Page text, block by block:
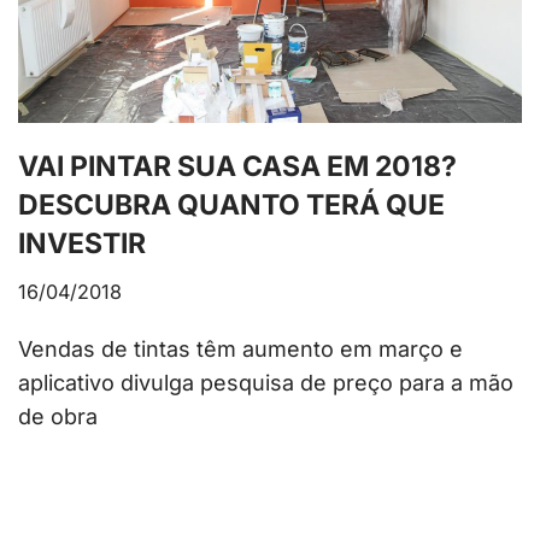
VAI PINTAR SUA CASA EM 2018?
DESCUBRA QUANTO TERÁ QUE
INVESTIR
16/04/2018
Vendas de tintas têm aumento em março e
aplicativo divulga pesquisa de preço para a mão
de obra